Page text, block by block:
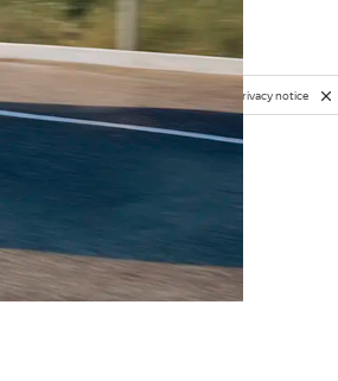
Privacy notice